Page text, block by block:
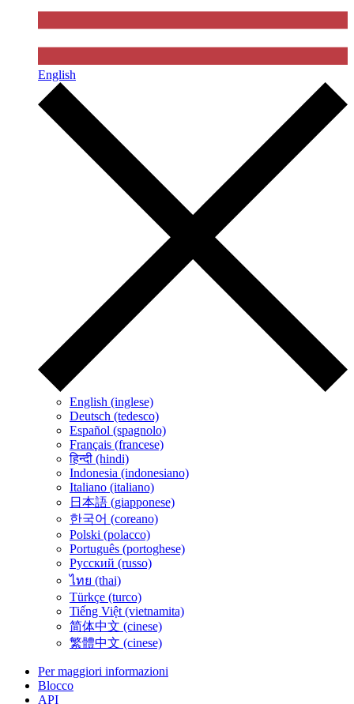
English
English (inglese)
Deutsch (tedesco)
Español (spagnolo)
Français (francese)
हिन्दी (hindi)
Indonesia (indonesiano)
Italiano (italiano)
日本語 (giapponese)
한국어 (coreano)
Polski (polacco)
Português (portoghese)
Русский (russo)
ไทย (thai)
Türkçe (turco)
Tiếng Việt (vietnamita)
简体中文 (cinese)
繁體中文 (cinese)
Per maggiori informazioni
Blocco
API